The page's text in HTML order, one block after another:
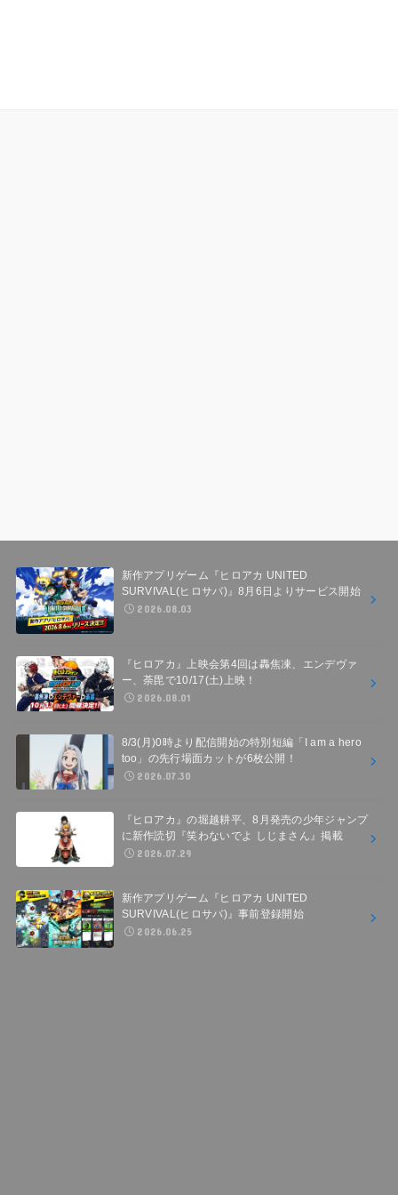
新作アプリゲーム『ヒロアカ UNITED
SURVIVAL(ヒロサバ)』8月6日よりサービス開始
2026.08.03
『ヒロアカ』上映会第4回は轟焦凍、エンデヴァ
ー、荼毘で10/17(土)上映！
2026.08.01
8/3(月)0時より配信開始の特別短編「I am a hero
too」の先行場面カットが6枚公開！
2026.07.30
『ヒロアカ』の堀越耕平、8月発売の少年ジャンプ
に新作読切『笑わないでよ しじまさん』掲載
2026.07.29
新作アプリゲーム『ヒロアカ UNITED
SURVIVAL(ヒロサバ)』事前登録開始
2026.06.25